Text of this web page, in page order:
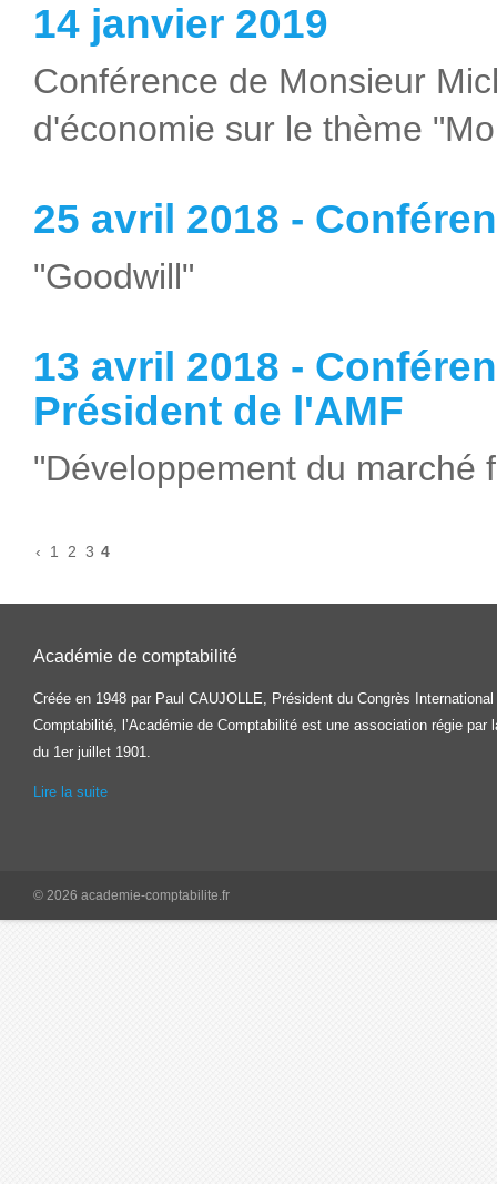
14 janvier 2019
Conférence de Monsieur
d'économie sur le thème
25 avril 2018 -
"Goodwill"
13 avril 2018 -
Président de l'AMF
"Développement du marché
‹ 1 2 3 4
Académie de comptabilité
Créée en 1948 par Paul CAUJOLLE, Président du Congrès International
Comptabilité, l’Académie de Comptabilité est une association régie par
du 1er juillet 1901.
Lire la suite
© 2026 academie-comptabilite.fr